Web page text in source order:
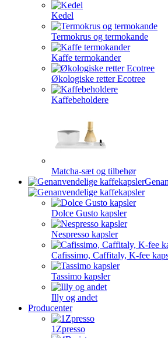
Kedel
Termokrus og termokande
Kaffe termokander
Økologiske retter Ecotree
Kaffebeholdere
Matcha-sæt og tilbehør
Dolce Gusto kapsler
Nespresso kapsler
Cafissimo, Caffitaly, K-fee
Tassimo kapsler
Illy og andet
Producenter
1Zpresso